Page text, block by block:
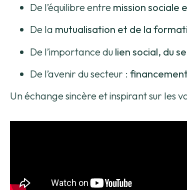
De l’équilibre entre mission sociale
De la mutualisation et de la
De l’importance du lien social, du
De l’avenir du secteur :
Un échange sincère et inspirant sur les